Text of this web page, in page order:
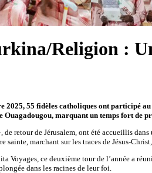
Religion :
2025, 55 fidèles catholiques ont participé
Ouagadougou, marquant un temps fort de
de retour de Jérusalem, ont été accueillis
sainte, marchant sur les traces de Jésus-
Voyages, ce deuxième tour de l’année a
dans les racines de leur foi.